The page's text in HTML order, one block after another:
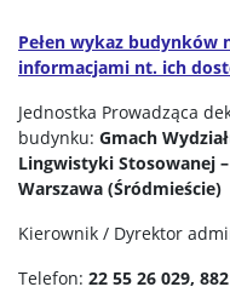
Pełen wykaz budynków
informacjami nt. ich
Jednostka Prowadząca
budynku: Gmach
Lingwistyki Stosowanej
Warszawa (Śródmieście)
Kierownik / Dyrektor
Telefon: 22 55 26 029,